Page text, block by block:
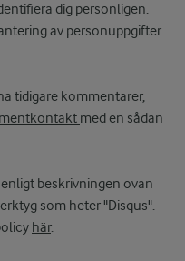
dig personligen.
av personuppgifter
tidigare kommentarer,
med en sådan
beskrivningen ovan
som heter "Disqus".
här.